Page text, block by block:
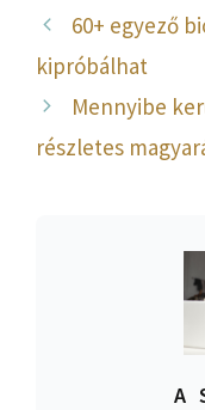
60+ egyező
kipróbálhat
Mennyibe
részletes
A